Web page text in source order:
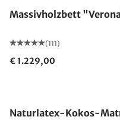
Massivholzbett
(111)
€ 1.229,00
Naturlatex-Kokos-